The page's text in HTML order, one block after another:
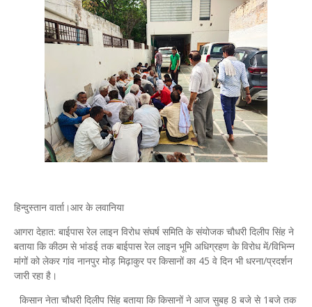
हिन्दुस्तान वार्ता।आर के लवानिया
आगरा देहात: बाईपास रेल लाइन विरोध संघर्ष समिति के संयोजक चौधरी दिलीप सिंह ने
बताया कि कीठम से भांडई तक बाईपास रेल लाइन भूमि अधिग्रहण के विरोध में/विभिन्न
मांगों को लेकर गांव नानपुर मोड़ मिढ़ाकुर पर किसानों का 45 वे दिन भी धरना/प्रदर्शन
जारी रहा है।
किसान नेता चौधरी दिलीप सिंह बताया कि किसानों ने आज सुबह 8 बजे से 1बजे तक